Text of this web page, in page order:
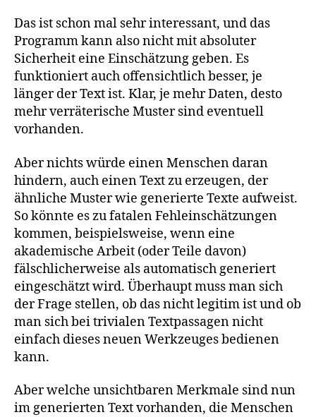
Das ist schon mal sehr interessant, und das
Programm kann also nicht mit absoluter
Sicherheit eine Einschätzung geben. Es
funktioniert auch offensichtlich besser, je
länger der Text ist. Klar, je mehr Daten, desto
mehr verräterische Muster sind eventuell
vorhanden.
Aber nichts würde einen Menschen daran
hindern, auch einen Text zu erzeugen, der
ähnliche Muster wie generierte Texte aufweist.
So könnte es zu fatalen Fehleinschätzungen
kommen, beispielsweise, wenn eine
akademische Arbeit (oder Teile davon)
fälschlicherweise als automatisch generiert
eingeschätzt wird. Überhaupt muss man sich
der Frage stellen, ob das nicht legitim ist und ob
man sich bei trivialen Textpassagen nicht
einfach dieses neuen Werkzeuges bedienen
kann.
Aber welche unsichtbaren Merkmale sind nun
im generierten Text vorhanden, die Menschen